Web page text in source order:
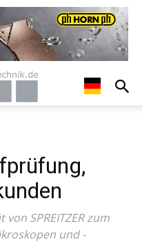
SPREITZER zum
und -